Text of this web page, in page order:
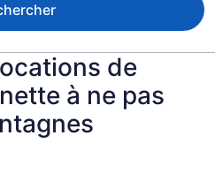
de
à ne pas